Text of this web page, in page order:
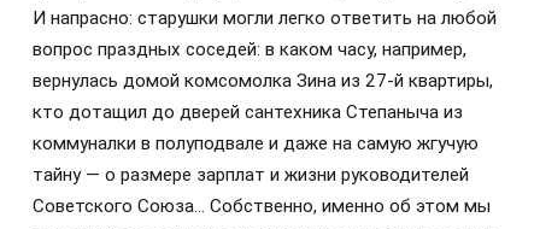
И напрасно: старушки могли легко ответить на любой
вопрос праздных соседей: в каком часу, например,
вернулась домой комсомолка Зина из 27-й квартиры,
кто дотащил до дверей сантехника Степаныча из
коммуналки в полуподвале и даже на самую жгучую
тайну — о размере зарплат и жизни руководителей
Советского Союза… Собственно, именно об этом мы